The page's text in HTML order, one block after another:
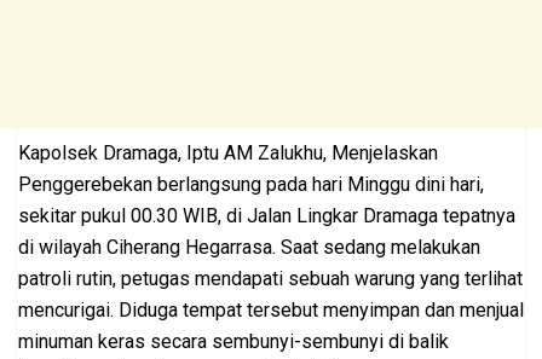
Kapolsek Dramaga, Iptu AM Zalukhu, Menjelaskan
Penggerebekan berlangsung pada hari Minggu dini hari,
sekitar pukul 00.30 WIB, di Jalan Lingkar Dramaga tepatnya
di wilayah Ciherang Hegarrasa. Saat sedang melakukan
patroli rutin, petugas mendapati sebuah warung yang terlihat
mencurigai. Diduga tempat tersebut menyimpan dan menjual
minuman keras secara sembunyi-sembunyi di balik